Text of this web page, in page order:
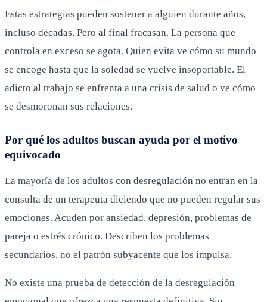
Estas estrategias pueden sostener a alguien durante años,
incluso décadas. Pero al final fracasan. La persona que
controla en exceso se agota. Quien evita ve cómo su mundo
se encoge hasta que la soledad se vuelve insoportable. El
adicto al trabajo se enfrenta a una crisis de salud o ve cómo
se desmoronan sus relaciones.
Por qué los adultos buscan ayuda por el motivo
equivocado
La mayoría de los adultos con desregulación no entran en la
consulta de un terapeuta diciendo que no pueden regular sus
emociones. Acuden por ansiedad, depresión, problemas de
pareja o estrés crónico. Describen los problemas
secundarios, no el patrón subyacente que los impulsa.
No existe una prueba de detección de la desregulación